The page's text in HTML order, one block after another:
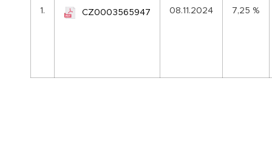
1. CZ0003565947 08.11.2024 7,25 %